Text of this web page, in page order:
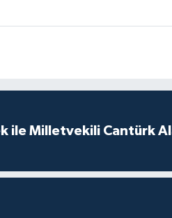
ile Milletvekili Cantürk